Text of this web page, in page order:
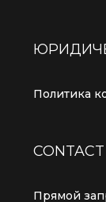
Политика
Прямой